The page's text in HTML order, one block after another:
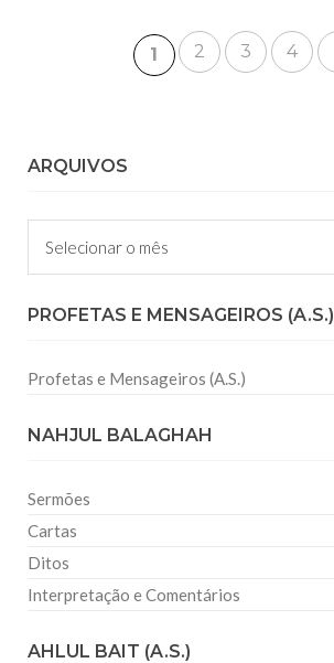
1 2 3 4
ARQUIVOS
Arquivos
PROFETAS E MENSAGEIROS (A.S.)
Profetas e Mensageiros (A.S.)
NAHJUL BALAGHAH
Sermões
Cartas
Ditos
Interpretação e Comentários
AHLUL BAIT (A.S.)